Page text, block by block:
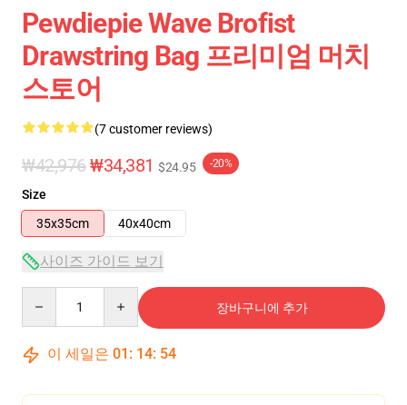
Pewdiepie Wave Brofist
Drawstring Bag 프리미엄 머치
스토어
(7 customer reviews)
₩42,976₩34,381 $24.95 -20%
Size
35x35cm
40x40cm
사이즈 가이드 보기
장바구니에 추가
이 세일은 01 : 14: 54